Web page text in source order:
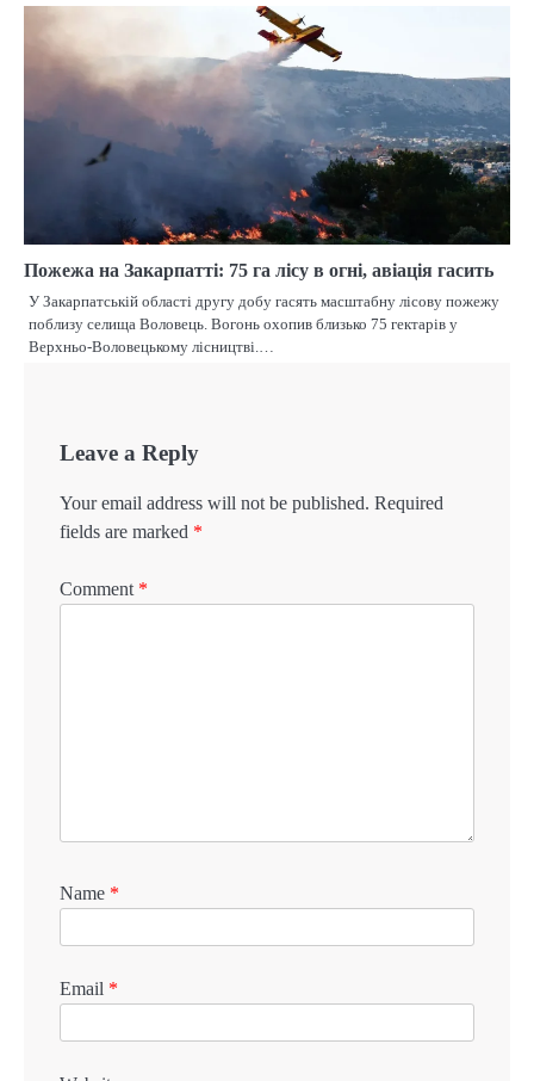
Пожежа на Закарпатті: 75 га лісу в огні, авіація гасить
У Закарпатській області другу добу гасять масштабну лісову пожежу
поблизу селища Воловець. Вогонь охопив близько 75 гектарів у
Верхньо-Воловецькому лісництві.…
Leave a Reply
Your email address will not be published. Required
fields are marked *
Comment *
Name *
Email *